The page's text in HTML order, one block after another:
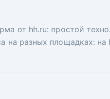
от hh.ru: простой
на разных площадках:
вакансий на главной
ключ. Решите,
рекрутеры и